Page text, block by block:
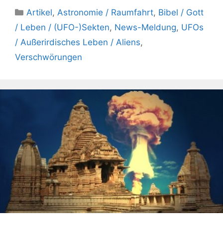
Kategorien
Artikel, Astronomie / Raumfahrt, Bibel / Gott
/ Leben / (UFO-)Sekten, News-Meldung, UFOs
/ Außerirdisches Leben / Aliens,
Verschwörungen